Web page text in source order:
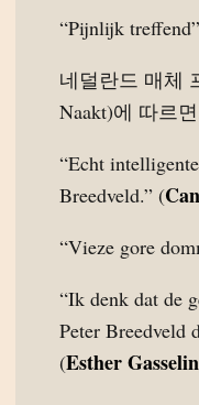
“Pijnlijk
네덜란드 매체
Naakt)에 따르
“Echt
Breedveld.” (
“Vieze gore
“Ik denk dat de
Peter Breedveld
(Esther